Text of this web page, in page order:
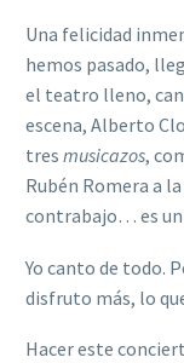
Una felicidad
hemos pasado,
el teatro lleno,
escena, Alberto
tres musicazos,
Rubén Romera a
contrabajo… es
Yo canto de todo.
disfruto más, lo
Hacer este